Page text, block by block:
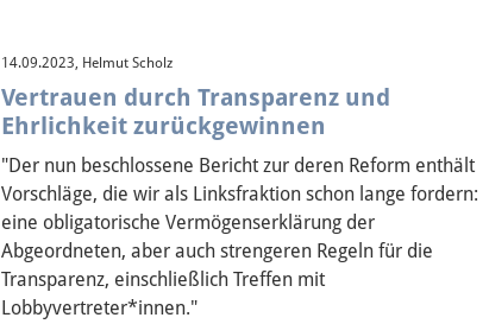
14.09.2023, Helmut Scholz
Vertrauen durch Transparenz und
Ehrlichkeit zurückgewinnen
"Der nun beschlossene Bericht zur deren Reform enthält
Vorschläge, die wir als Linksfraktion schon lange fordern:
eine obligatorische Vermögenserklärung der
Abgeordneten, aber auch strengeren Regeln für die
Transparenz, einschließlich Treffen mit
Lobbyvertreter*innen."